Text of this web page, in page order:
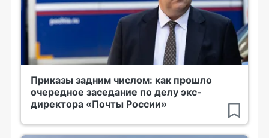
Приказы задним числом: как прошло
очередное заседание по делу экс-
директора «Почты России»